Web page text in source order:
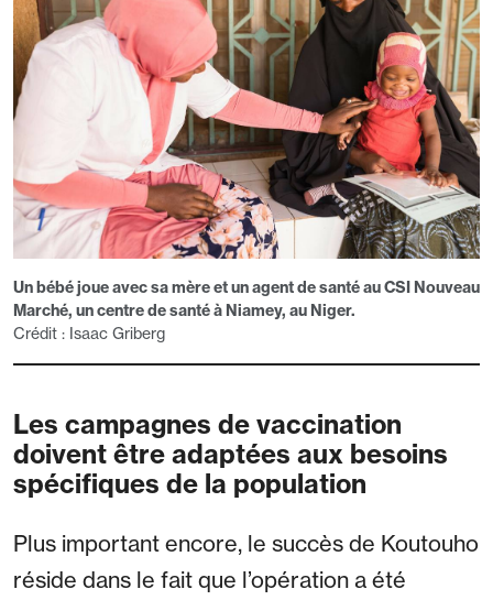
Un bébé joue avec sa mère et un agent de santé au CSI Nouveau
Marché, un centre de santé à Niamey, au Niger.
Crédit : Isaac Griberg
Les campagnes de vaccination
doivent être adaptées aux besoins
spécifiques de la population
Plus important encore, le succès de Koutouho
réside dans le fait que l’opération a été